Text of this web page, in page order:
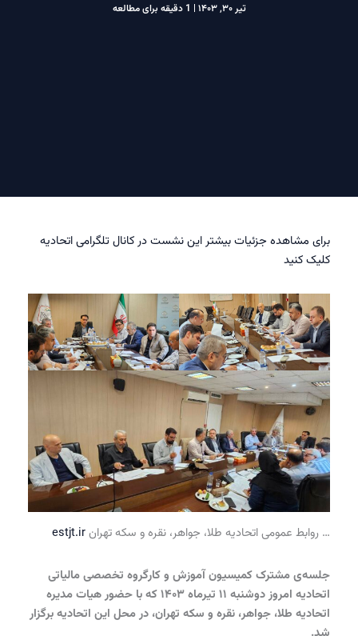
|1 دقیقه برای مطالعه
مشاهده جزئیات بیشتر این نشست در کانال تلگرامی اتحادیه
کنید
عمومی اتحادیه طلا، جواهر، نقره و سکه تهرانestjt.ir
مشترک کمیسیون آموزش و کارگروه تخصصی مالیاتی
اتحادیه امروز دوشنبه ۱۱ تیرماه ۱۴۰۳ که با حضور هیات مدیره
طلا، جواهر، نقره و سکه تهران، در محل این اتحادیه برگزار